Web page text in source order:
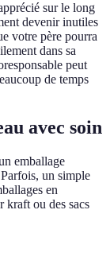
sur le long
devenir inutiles
votre père pourra
dans sa
peut
de temps
avec soin
emballage
un simple
en
kraft ou des sacs